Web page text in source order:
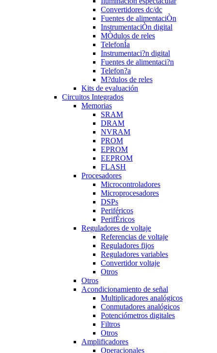
Convertidores dc/dc
Fuentes de alimentaciÒn
InstrumentaciÒn digital
MÒdulos de reles
TelefonÍa
Instrumentaci?n digital
Fuentes de alimentaci?n
Telefon?a
M?dulos de reles
Kits de evaluación
Circuitos Integrados
Memorias
SRAM
DRAM
NVRAM
PROM
EPROM
EEPROM
FLASH
Procesadores
Microcontroladores
Microprocesadores
DSPs
Periféricos
PerifÉricos
Reguladores de voltaje
Referencias de voltaje
Reguladores fijos
Reguladores variables
Convertidor voltaje
Otros
Otros
Acondicionamiento de señal
Multiplicadores analógicos
Conmutadores analógicos
Potenciómetros digitales
Filtros
Otros
Amplificadores
Operacionales